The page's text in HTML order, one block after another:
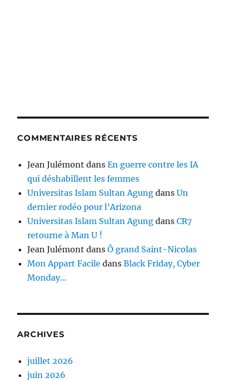
COMMENTAIRES RÉCENTS
Jean Julémont dansEn guerre contre les IA
qui déshabillent les femmes
Universitas Islam Sultan Agung dansUn
dernier rodéo pour l’Arizona
Universitas Islam Sultan Agung dansCR7
retourne à Man U !
Jean Julémont dansÔ grand Saint-Nicolas
Mon Appart Facile dansBlack Friday, Cyber
Monday…
ARCHIVES
juillet 2026
juin 2026